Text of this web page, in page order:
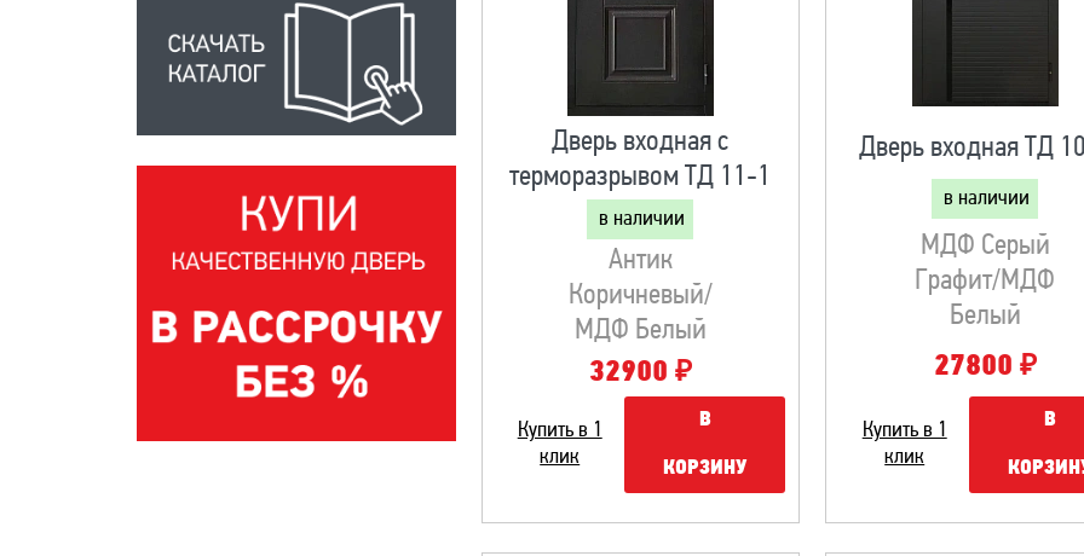
Дверь входная с
терморазрывом ТД 11-1
в наличии
Антик
Коричневый/
МДФ Белый
32900 ₽
Купить в 1
клик
В
КОРЗИНУ
Дверь входная ТД
в наличии
МДФ Серый
Графит/МДФ
Белый
27800 ₽
Купить в 1
клик
В